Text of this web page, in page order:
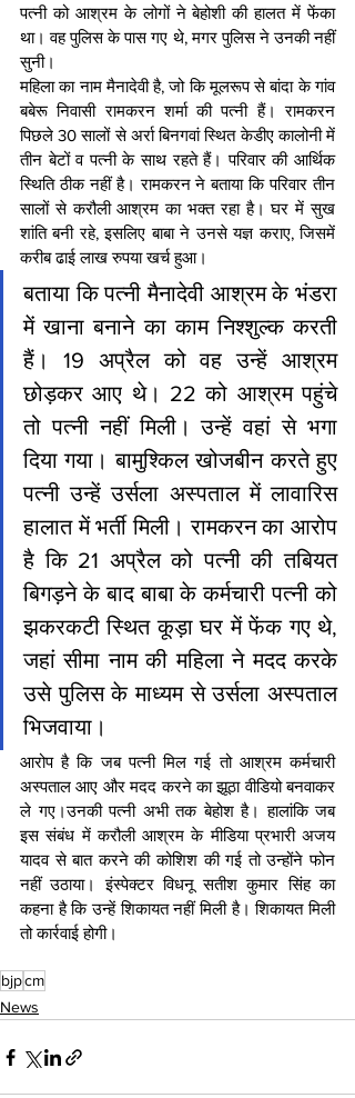
पत्नी को आश्रम के लोगों ने बेहोशी की हालत में फेंका
था। वह पुलिस के पास गए थे, मगर पुलिस ने उनकी नहीं
सुनी।
महिला का नाम मैनादेवी है, जो कि मूलरूप से बांदा के गांव
बबेरू निवासी रामकरन शर्मा की पत्नी हैं। रामकरन
पिछले 30 सालों से अर्रा बिनगवां स्थित केडीए कालोनी में
तीन बेटों व पत्नी के साथ रहते हैं। परिवार की आर्थिक
स्थिति ठीक नहीं है। रामकरन ने बताया कि परिवार तीन
सालों से करौली आश्रम का भक्त रहा है। घर में सुख
शांति बनी रहे, इसलिए बाबा ने उनसे यज्ञ कराए, जिसमें
करीब ढाई लाख रुपया खर्च हुआ।
बताया कि पत्नी मैनादेवी आश्रम के भंडरा
में खाना बनाने का काम निश्शुल्क करती
हैं। 19 अप्रैल को वह उन्हें आश्रम
छोड़कर आए थे। 22 को आश्रम पहुंचे
तो पत्नी नहीं मिली। उन्हें वहां से भगा
दिया गया। बामुश्किल खोजबीन करते हुए
पत्नी उन्हें उर्सला अस्पताल में लावारिस
हालात में भर्ती मिली। रामकरन का आरोप
है कि 21 अप्रैल को पत्नी की तबियत
बिगड़ने के बाद बाबा के कर्मचारी पत्नी को
झकरकटी स्थित कूड़ा घर में फेंक गए थे,
जहां सीमा नाम की महिला ने मदद करके
उसे पुलिस के माध्यम से उर्सला अस्पताल
भिजवाया।
आरोप है कि जब पत्नी मिल गई तो आश्रम कर्मचारी
अस्पताल आए और मदद करने का झूठा वीडियो बनवाकर
ले गए।उनकी पत्नी अभी तक बेहोश है। हालांकि जब
इस संबंध में करौली आश्रम के मीडिया प्रभारी अजय
यादव से बात करने की कोशिश की गई तो उन्होंने फोन
नहीं उठाया। इंस्पेक्टर विधनू सतीश कुमार सिंह का
कहना है कि उन्हें शिकायत नहीं मिली है। शिकायत मिली
तो कार्रवाई होगी।
bjpcm
News